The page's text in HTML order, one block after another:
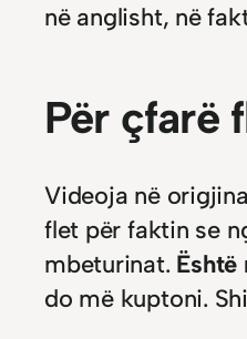
në anglisht, në
Për çfarë
Videoja në
flet për faktin se
mbeturinat. Është
do më kuptoni.